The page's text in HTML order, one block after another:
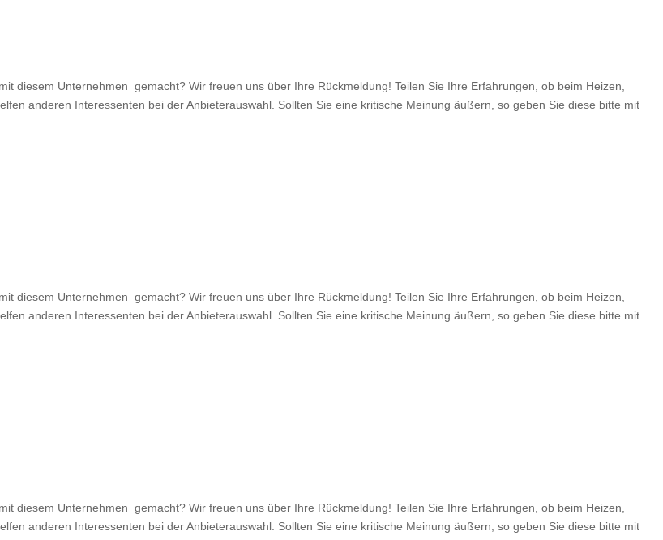
diesem Unternehmen gemacht? Wir freuen uns über Ihre Rückmeldung! Teilen Sie Ihre Erfahrungen, ob beim Heizen,
anderen Interessenten bei der Anbieterauswahl. Sollten Sie eine kritische Meinung äußern, so geben Sie diese bitte mit
diesem Unternehmen gemacht? Wir freuen uns über Ihre Rückmeldung! Teilen Sie Ihre Erfahrungen, ob beim Heizen,
anderen Interessenten bei der Anbieterauswahl. Sollten Sie eine kritische Meinung äußern, so geben Sie diese bitte mit
diesem Unternehmen gemacht? Wir freuen uns über Ihre Rückmeldung! Teilen Sie Ihre Erfahrungen, ob beim Heizen,
anderen Interessenten bei der Anbieterauswahl. Sollten Sie eine kritische Meinung äußern, so geben Sie diese bitte mit